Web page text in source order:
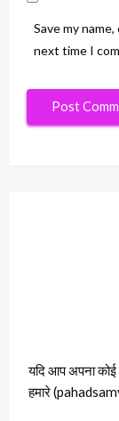
Save my
next time I
यदि आप अपना कोई
हमारे